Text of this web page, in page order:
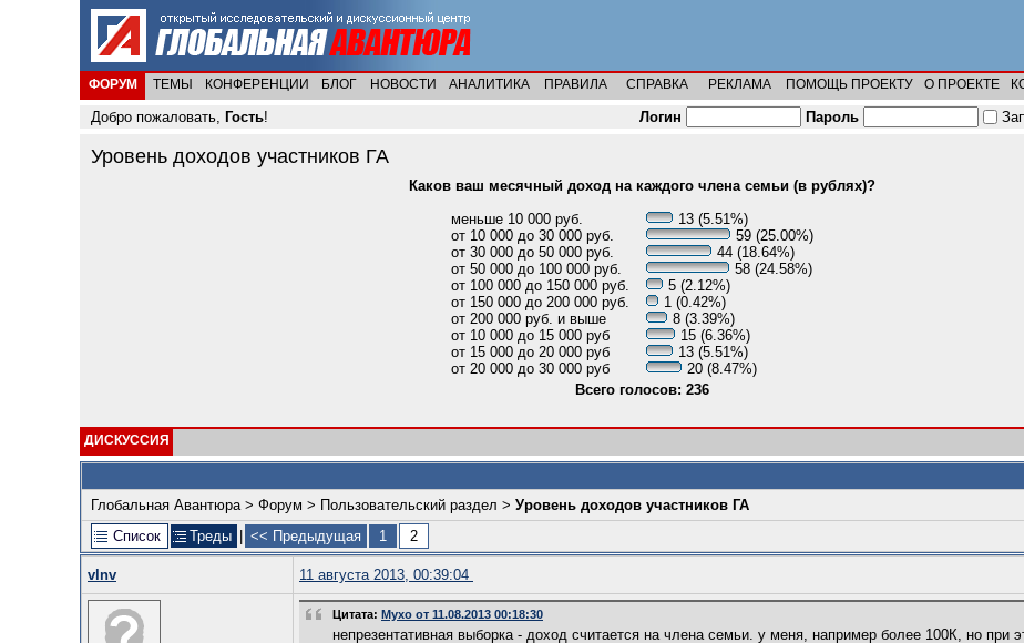
ФОРУМ ТЕМЫ КОНФЕРЕНЦИИ БЛОГ НОВОСТИ АНАЛИТИКА ПРАВИЛА СПРАВКА РЕКЛАМА ПОМОЩЬ ПРОЕКТУ О ПРОЕКТЕ
Добро пожаловать, Гость! Логин Пароль
Уровень доходов участников ГА
Каков ваш месячный доход на каждого члена семьи (в рублях)?
меньше 10 000 руб.
13 (5.51%)
от 10 000 до 30 000 руб.
59 (25.00%)
от 30 000 до 50 000 руб.
44 (18.64%)
от 50 000 до 100 000 руб.
58 (24.58%)
от 100 000 до 150 000 руб.
5 (2.12%)
от 150 000 до 200 000 руб.
1 (0.42%)
от 200 000 руб. и выше
8 (3.39%)
от 10 000 до 15 000 руб
15 (6.36%)
от 15 000 до 20 000 руб
13 (5.51%)
от 20 000 до 30 000 руб
20 (8.47%)
Всего голосов: 236
ДИСКУССИЯ
Глобальная Авантюра> Форум > Пользовательский раздел > Уровень доходов участников ГА
Список
Треды << Предыдущая 1 2
vlnv 11 августа 2013, 00:39:04
Цитата: Мухо от 11.08.2013 00:18:30
непрезентативная выборка - доход считается на члена семьи. у меня, например более 100К, но при